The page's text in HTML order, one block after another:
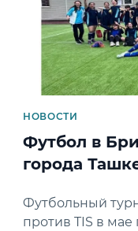
НОВОСТИ
Футбол в
города
Футбольный
против TIS в